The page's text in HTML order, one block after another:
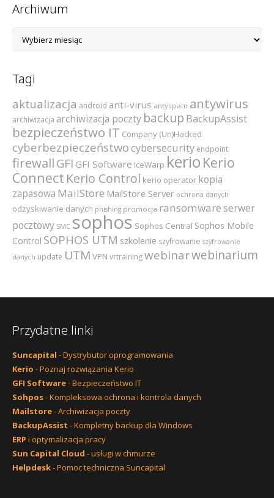
Archiwum
Tagi
aktualizacja android anti-virus antyspam antywirus
archiwizacja archiwizacja poczty backup BackupAssist
bezpieczeństwo IT Company (Un)Hacked
cyberbezpieczeństwocybersecurity endpoint
firewall GFI GFI Software IceWarp kerio Kerio
Connect Kerio Control kerio operator kopia
zapasowa MailStore MailStore Server ochrona danych
odzyskiwanie danych phishing promocja ransomware serwer
pocztowy SMC sophos Sophos Central Sophos Mobile
Control SOPHOS UTM szkolenie szyfrowanie szyfrowanie
danych update UTM VPN vrtrainingwebinarwebinarium
Przydatne linki
Suncapital - Dystrybutor oprogramowania
Kerio - Poznaj rozwiązania Kerio
GFI Software- Bezpieczeństwo IT
Sohpos- Kompleksowa ochrona i kontrola danych
Mailstore- Archiwizacja poczty
BackupAssist - Kompletny backup dla Windows
ERP i optymalizacja pracy
Sun Capital Cloud - usługi w chmurze
Helpdesk- Pomoc techniczna Suncapital